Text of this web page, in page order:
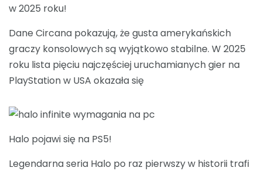
w 2025 roku!
Dane Circana pokazują, że gusta amerykańskich
graczy konsolowych są wyjątkowo stabilne. W 2025
roku lista pięciu najczęściej uruchamianych gier na
PlayStation w USA okazała się
Halo pojawi się na PS5!
Legendarna seria Halo po raz pierwszy w historii trafi